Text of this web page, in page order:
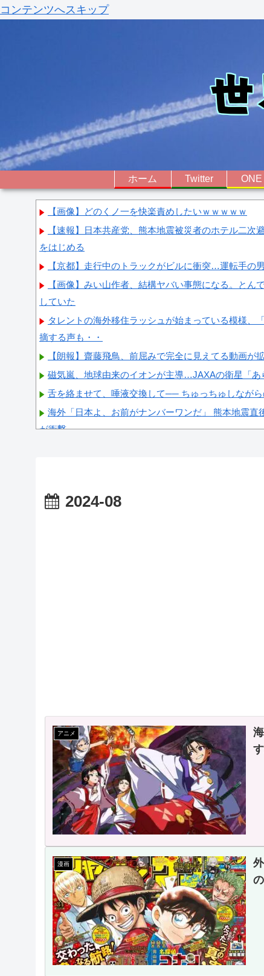
コンテンツへスキップ
ホーム Twitter ONE
【画像】どのくノ一を快楽責めしたいｗｗｗｗｗ
【速報】日本共産党、熊本地震被災者のホテル二次
をはじめる
【京都】走行中のトラックがビルに衝突…運転手
【画像】みい山作者、結構ヤバい事態になる。とん
していた
タレントの海外移住ラッシュが始まっている模様、
摘する声も・・
【朗報】齋藤飛鳥、前屈みで完全に見えてる動画が
磁気嵐、地球由来のイオンが主導…JAXAの衛星「あ
舌を絡ませて、唾液交換して── ちゅっちゅしなが
海外「日本よ、お前がナンバーワンだ」 熊本地震直
が衝撃
2024-08
アニメ
漫画